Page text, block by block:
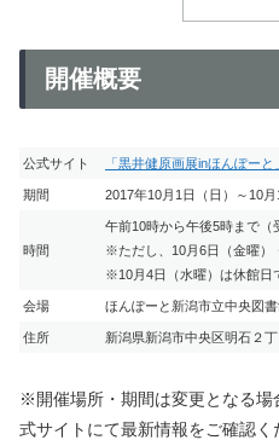
開催概要
公式サイト 「黒井健原画展inほんぽーと
期間 2017年10月1日（日）～10月
時間
午前10時から午後5時まで（
※ただし、10月6日（金曜）
※10月4日（水曜）は休館日
会場 ほんぽーと新潟市立中央図
住所 新潟県新潟市中央区明石２丁
※開催場所・期間は変更となる
式サイトにて最新情報をご確認く